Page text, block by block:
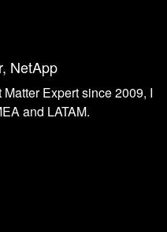
NetApp
Expert since 2009, I
and LATAM.